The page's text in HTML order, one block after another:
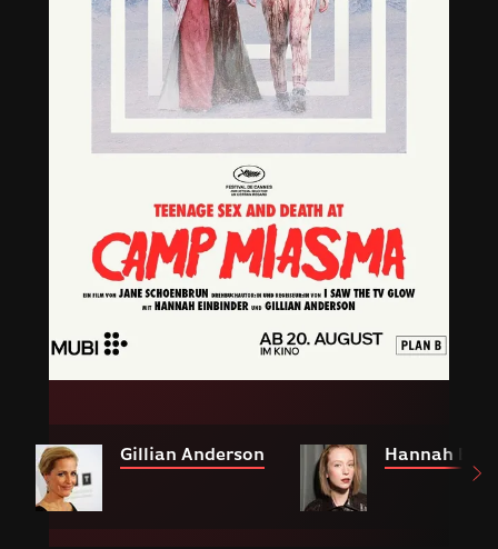
Gillian Anderson Hannah